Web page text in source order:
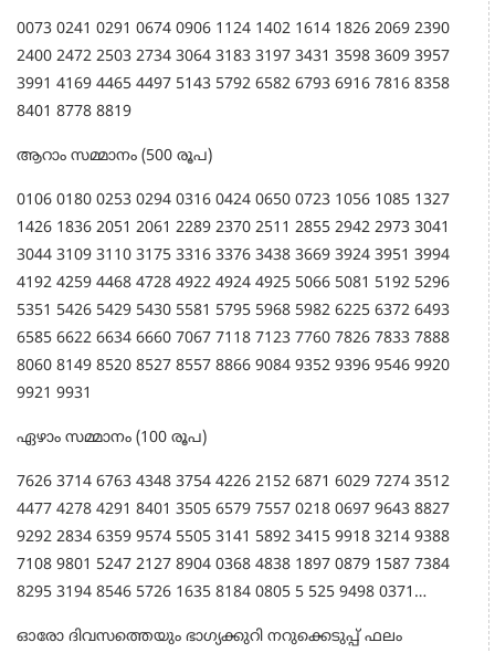
0073 0241 0291 0674 0906 1124 1402 1614 1826 2069 2390
2400 2472 2503 2734 3064 3183 3197 3431 3598 3609 3957
3991 4169 4465 4497 5143 5792 6582 6793 6916 7816 8358
8401 8778 8819
ആറാം സമ്മാനം (500 രൂപ)
0106 0180 0253 0294 0316 0424 0650 0723 1056 1085 1327
1426 1836 2051 2061 2289 2370 2511 2855 2942 2973 3041
3044 3109 3110 3175 3316 3376 3438 3669 3924 3951 3994
4192 4259 4468 4728 4922 4924 4925 5066 5081 5192 5296
5351 5426 5429 5430 5581 5795 5968 5982 6225 6372 6493
6585 6622 6634 6660 7067 7118 7123 7760 7826 7833 7888
8060 8149 8520 8527 8557 8866 9084 9352 9396 9546 9920
9921 9931
ഏഴാം സമ്മാനം (100 രൂപ)
7626 3714 6763 4348 3754 4226 2152 6871 6029 7274 3512
4477 4278 4291 8401 3505 6579 7557 0218 0697 9643 8827
9292 2834 6359 9574 5505 3141 5892 3415 9918 3214 9388
7108 9801 5247 2127 8904 0368 4838 1897 0879 1587 7384
8295 3194 8546 5726 1635 8184 0805 5 525 9498 0371…
ഓരോ ദിവസത്തെയും ഭാഗ്യക്കുറി നറുക്കെടുപ്പ് ഫലം